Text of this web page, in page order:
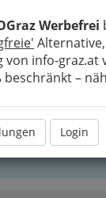
Werbefrei
von info-
beschränkt –
Login
alles von
rohen
. Die
wird
von Pelz oder